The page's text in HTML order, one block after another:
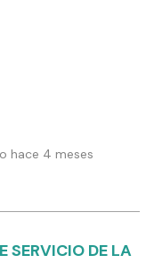
hace 4 meses
SERVICIO DE LA